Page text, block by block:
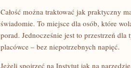
Całość można traktować jak praktyczny
świadomie. To miejsce dla osób, które
porad. Jednocześnie jest to przestrzeń
placówce – bez niepotrzebnych napięć.
Jeżeli spojrzeć na Instytut jak na